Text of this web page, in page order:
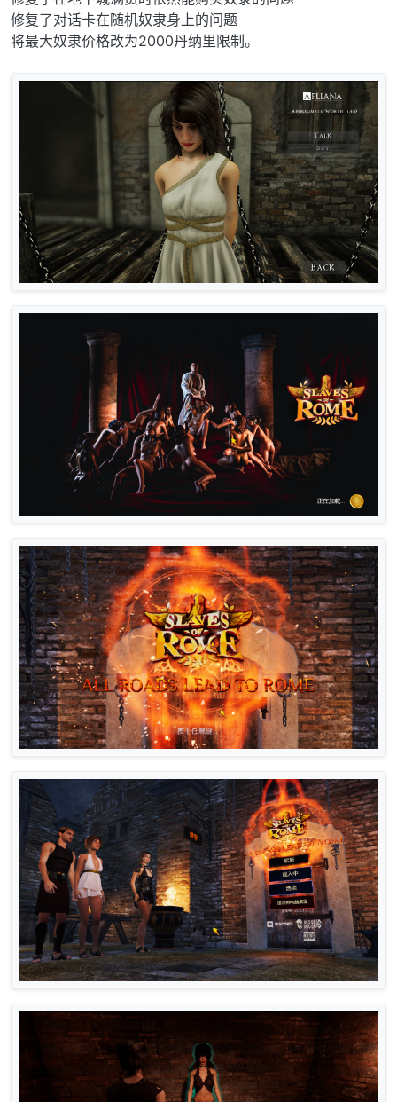
修复了对话卡在随机奴隶身上的问题
将最大奴隶价格改为2000丹纳里限制。